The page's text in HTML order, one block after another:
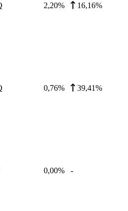
2,20% 16,16%
0,76% 39,41%
0,00% -